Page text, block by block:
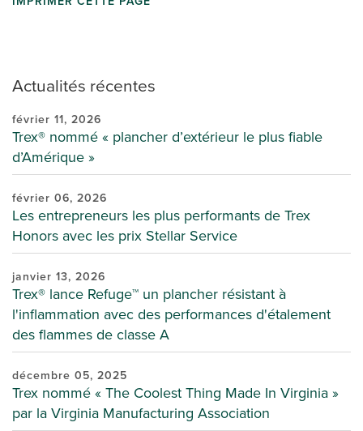
Actualités récentes
février 11, 2026
Trex® nommé « plancher d’extérieur le plus fiable
d’Amérique »
février 06, 2026
Les entrepreneurs les plus performants de Trex
Honors avec les prix Stellar Service
janvier 13, 2026
Trex® lance Refuge™ un plancher résistant à
l'inflammation avec des performances d'étalement
des flammes de classe A
décembre 05, 2025
Trex nommé « The Coolest Thing Made In Virginia »
par la Virginia Manufacturing Association